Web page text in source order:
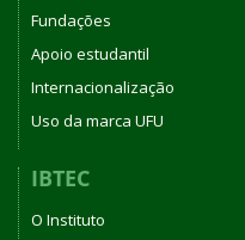
Fundações
Apoio estudantil
Internacionalização
Uso da marca UFU
IBTEC
O Instituto